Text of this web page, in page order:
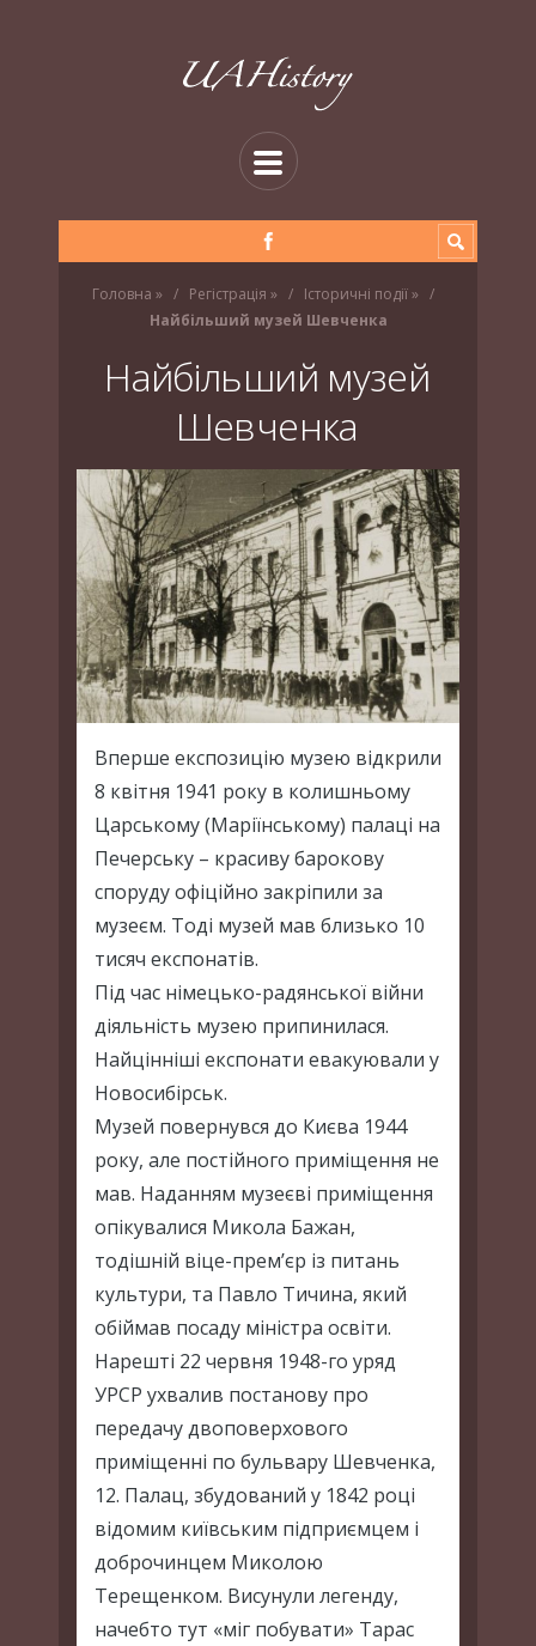
Головна » Регістрація » Історичні події»
Найбільший музей Шевченка
Найбільший музей
Шевченка
Вперше експозицію музею відкрили
8 квітня 1941 року в колишньому
Царському (Маріїнському) палаці на
Печерську – красиву барокову
споруду офіційно закріпили за
музеєм. Тоді музей мав близько 10
тисяч експонатів.
Під час німецько-радянської війни
діяльність музею припинилася.
Найцінніші експонати евакуювали у
Новосибірськ.
Музей повернувся до Києва 1944
року, але постійного приміщення не
мав. Наданням музеєві приміщення
опікувалися Микола Бажан,
тодішній віце-прем’єр із питань
культури, та Павло Тичина, який
обіймав посаду міністра освіти.
Нарешті 22 червня 1948-го уряд
УРСР ухвалив постанову про
передачу двоповерхового
приміщенні по бульвару Шевченка,
12. Палац, збудований у 1842 році
відомим київським підприємцем і
доброчинцем Миколою
Терещенком. Висунули легенду,
начебто тут «міг побувати» Тарас